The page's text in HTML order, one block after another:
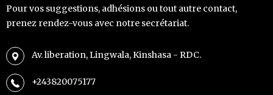
Pour vos suggestions, adhésions ou tout autre contact,
prenez rendez-vous avec notre secrétariat.
Av. liberation, Lingwala, Kinshasa - RDC.
+243820075177